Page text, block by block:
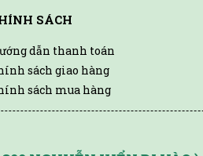
SÁCH
dẫn thanh toán
sách giao hàng
sách mua hàng